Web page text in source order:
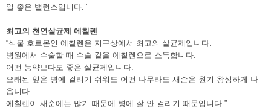
일 좋은 밸런스입니다.”
최고의 천연살균제 에칠렌
“식물 호르몬인 에칠렌은 지구상에서 최고의 살균제입니다.
병원에서 수술할 때 수술 칼을 에칠렌으로 소독합니다.
어떤 농약보다도 좋은 살균제입니다.
오래된 잎은 병에 걸리기 쉬워도 어떤 나무라도 새순은 원기 왕성하게 나
옵니다.
에칠렌이 새순에는 많기 때문에 병에 잘 안 걸리기 때문입니다.”